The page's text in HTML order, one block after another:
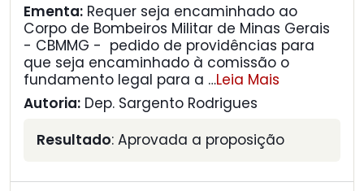
Ementa: Requer seja encaminhado ao
Corpo de Bombeiros Militar de Minas Gerais
- CBMMG - pedido de providências para
que seja encaminhado à comissão o
fundamento legal para a …Leia Mais
Autoria: Dep. Sargento Rodrigues
Resultado: Aprovada a proposição